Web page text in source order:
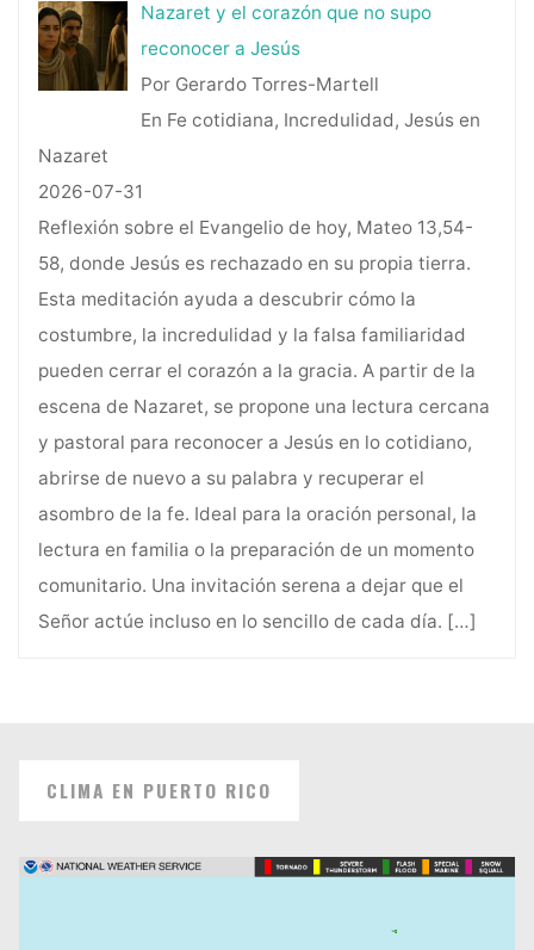
Nazaret y el corazón que no supo
reconocer a Jesús
Por Gerardo Torres-Martell
En Fe cotidiana, Incredulidad, Jesús en
Nazaret
2026-07-31
Reflexión sobre el Evangelio de hoy, Mateo 13,54-
58, donde Jesús es rechazado en su propia tierra.
Esta meditación ayuda a descubrir cómo la
costumbre, la incredulidad y la falsa familiaridad
pueden cerrar el corazón a la gracia. A partir de la
escena de Nazaret, se propone una lectura cercana
y pastoral para reconocer a Jesús en lo cotidiano,
abrirse de nuevo a su palabra y recuperar el
asombro de la fe. Ideal para la oración personal, la
lectura en familia o la preparación de un momento
comunitario. Una invitación serena a dejar que el
Señor actúe incluso en lo sencillo de cada día. […]
CLIMA EN PUERTO RICO